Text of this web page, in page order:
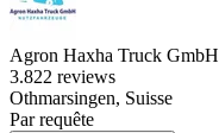
Agron Haxha Truck GmbH
3.822 reviews
Othmarsingen, Suisse
Par requête